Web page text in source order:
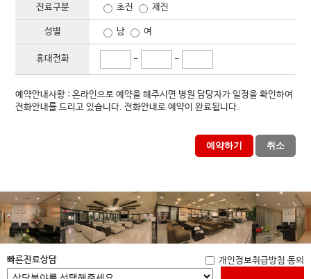
본원는 수집한 개인정보를 다음의 목적을 위해 활용합니다.
ο 서비스 제공에 관한 계약 이행 콘텐츠 제공
ο 회원 관리
회원제 서비스 이용에 따른 본인확인 , 개인 식별 , 불량회원의 부정 이용 방지와 비인가 사용 방지 , 가입
ο 마케팅 및 광고에 활용
이벤트 등 광고성 정보 전달
원칙적으로, 개인정보 수집 및 이용목적이 달성된 후에는 해당 정보를 지체 없이 파기합니다. 단, 관계
보존 근거 : 이용자의 홈페이지 이용 편의를 위해 제공
보존 기간 : 이용자 회원탈퇴 이전까지 보존
계약 또는 청약철회 등에 관한 기록 : 5년 (전자상거래등에서의 소비자보호에 관한 법률)
대금결제 및 재화 등의 공급에 관한 기록 : 5년 (전자상거래등에서의 소비자보호에 관한 법률)
4. 개인정보의 파기절차 및 방법
진료구분 초진 재진
성별 남 여
휴대전화 - -
예약안내사항 : 온라인으로 예약을 해주시면 병원 담당자가 일정을 확인하여
전화안내를 드리고 있습니다. 전화안내로 예약이 완료됩니다.
예약하기 취소
빠른진료상담 개인정보취급방침 동의